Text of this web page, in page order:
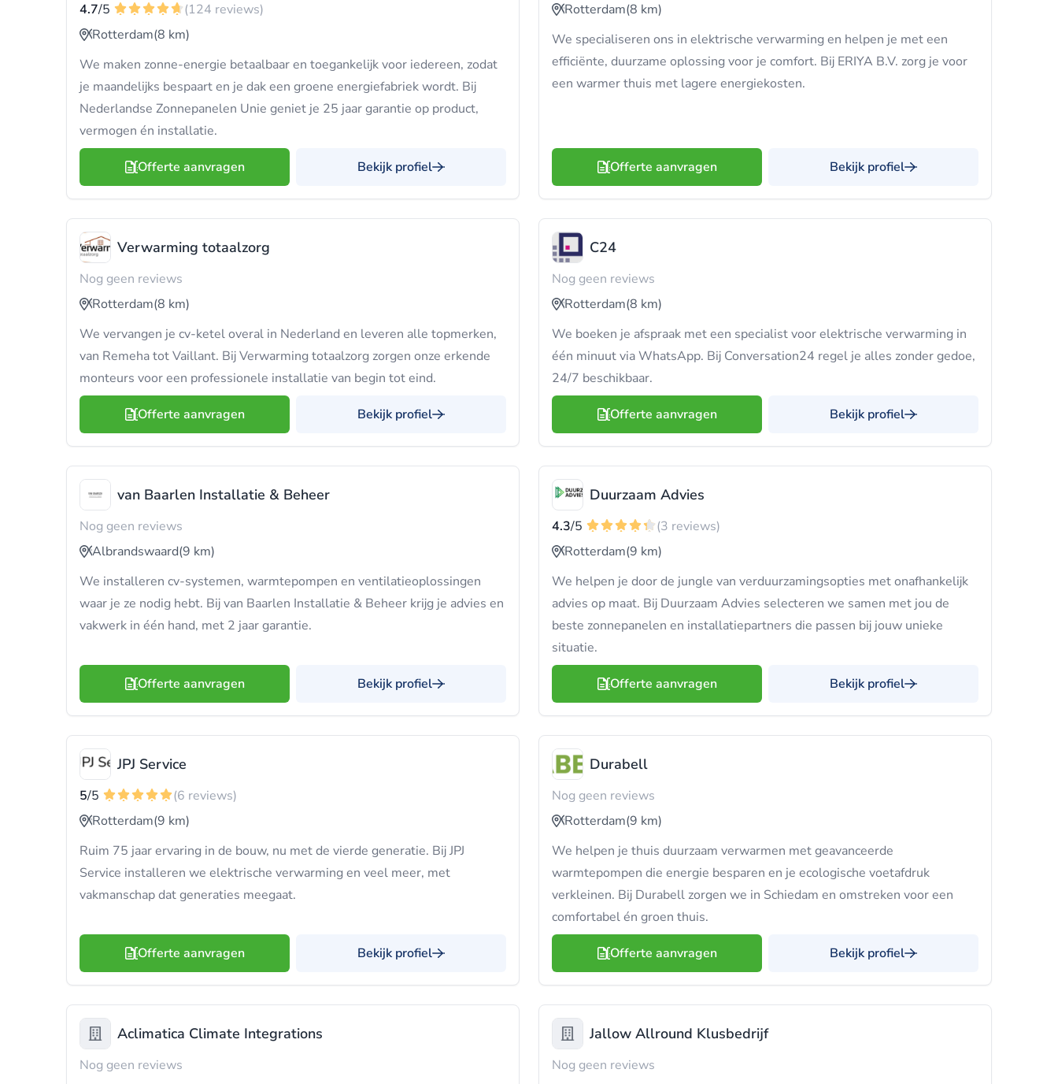
4.7/5
(124 reviews)
Rotterdam(8 km)
We maken zonne-energie betaalbaar en toegankelijk voor iedereen, zodat
je maandelijks bespaart en je dak een groene energiefabriek wordt. Bij
Nederlandse Zonnepanelen Unie geniet je 25 jaar garantie op product,
vermogen én installatie.
Offerte aanvragen Bekijk profiel
Rotterdam(8 km)
We specialiseren ons in elektrische verwarming en helpen je met een
efficiënte, duurzame oplossing voor je comfort. Bij ERIYA B.V. zorg je voor
een warmer thuis met lagere energiekosten.
Offerte aanvragen Bekijk profiel
Verwarming totaalzorg
Nog geen reviews
Rotterdam(8 km)
We vervangen je cv-ketel overal in Nederland en leveren alle topmerken,
van Remeha tot Vaillant. Bij Verwarming totaalzorg zorgen onze erkende
monteurs voor een professionele installatie van begin tot eind.
Offerte aanvragen Bekijk profiel
C24
Nog geen reviews
Rotterdam(8 km)
We boeken je afspraak met een specialist voor elektrische verwarming in
één minuut via WhatsApp. Bij Conversation24 regel je alles zonder gedoe,
24/7 beschikbaar.
Offerte aanvragen Bekijk profiel
van Baarlen Installatie & Beheer
Nog geen reviews
Albrandswaard(9 km)
We installeren cv-systemen, warmtepompen en ventilatieoplossingen
waar je ze nodig hebt. Bij van Baarlen Installatie & Beheer krijg je advies en
vakwerk in één hand, met 2 jaar garantie.
Offerte aanvragen Bekijk profiel
Duurzaam Advies
4.3/5
(3 reviews)
Rotterdam(9 km)
We helpen je door de jungle van verduurzamingsopties met onafhankelijk
advies op maat. Bij Duurzaam Advies selecteren we samen met jou de
beste zonnepanelen en installatiepartners die passen bij jouw unieke
situatie.
Offerte aanvragen Bekijk profiel
JPJ Service
5/5
(6 reviews)
Rotterdam(9 km)
Ruim 75 jaar ervaring in de bouw, nu met de vierde generatie. Bij JPJ
Service installeren we elektrische verwarming en veel meer, met
vakmanschap dat generaties meegaat.
Offerte aanvragen Bekijk profiel
Durabell
Nog geen reviews
Rotterdam(9 km)
We helpen je thuis duurzaam verwarmen met geavanceerde
warmtepompen die energie besparen en je ecologische voetafdruk
verkleinen. Bij Durabell zorgen we in Schiedam en omstreken voor een
comfortabel én groen thuis.
Offerte aanvragen Bekijk profiel
Aclimatica Climate Integrations
Nog geen reviews
Jallow Allround Klusbedrijf
Nog geen reviews